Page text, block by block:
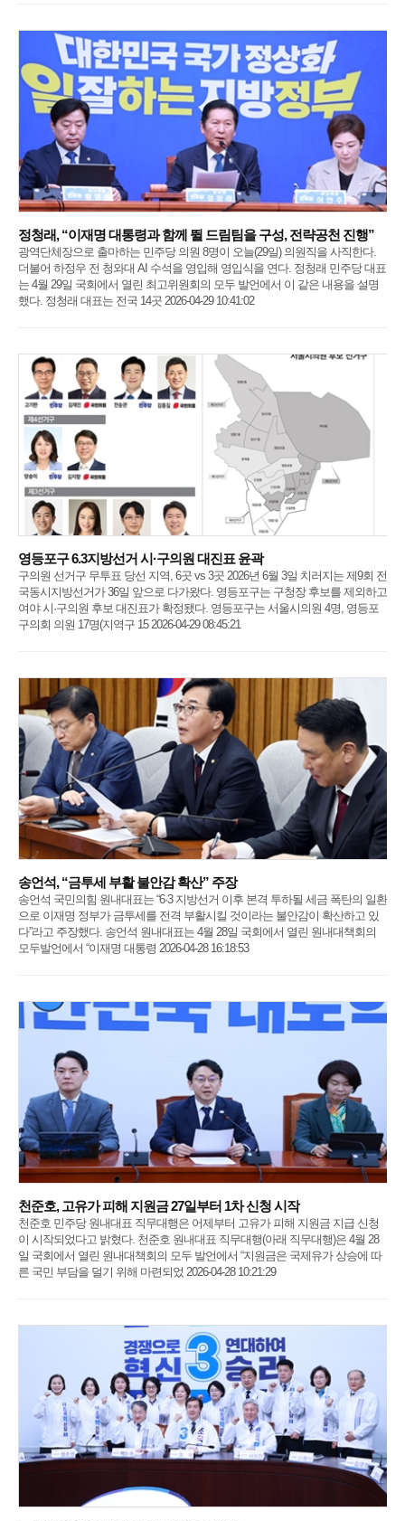
정청래, “이재명 대통령과 함께 뛸 드림팀을 구성, 전략공천 진행”
광역단체장으로 출마하는 민주당 의원 8명이 오늘(29일) 의원직을 사직한다.
더불어 하정우 전 청와대 AI 수석을 영입해 영입식을 연다. 정청래 민주당 대표
는 4월 29일 국회에서 열린 최고위원회의 모두 발언에서 이 같은 내용을 설명
했다. 정청래 대표는 전국 14곳 2026-04-29 10:41:02
영등포구 6.3지방선거 시·구의원 대진표 윤곽
구의원 선거구 무투표 당선 지역, 6곳 vs 3곳 2026년 6월 3일 치러지는 제9회 전
국동시지방선거가 36일 앞으로 다가왔다. 영등포구는 구청장 후보를 제외하고
여야 시·구의원 후보 대진표가 확정됐다. 영등포구는 서울시의원 4명, 영등포
구의회 의원 17명(지역구 15 2026-04-29 08:45:21
송언석, “금투세 부활 불안감 확산” 주장
송언석 국민의힘 원내대표는 “6·3 지방선거 이후 본격 투하될 세금 폭탄의 일환
으로 이재명 정부가 금투세를 전격 부활시킬 것이라는 불안감이 확산하고 있
다”라고 주장했다. 송언석 원내대표는 4월 28일 국회에서 열린 원내대책회의
모두발언에서 “이재명 대통령 2026-04-28 16:18:53
천준호, 고유가 피해 지원금 27일부터 1차 신청 시작
천준호 민주당 원내대표 직무대행은 어제부터 고유가 피해 지원금 지급 신청
이 시작되었다고 밝혔다. 천준호 원내대표 직무대행(아래 직무대행)은 4월 28
일 국회에서 열린 원내대책회의 모두 발언에서 “지원금은 국제유가 상승에 따
른 국민 부담을 덜기 위해 마련되었 2026-04-28 10:21:29